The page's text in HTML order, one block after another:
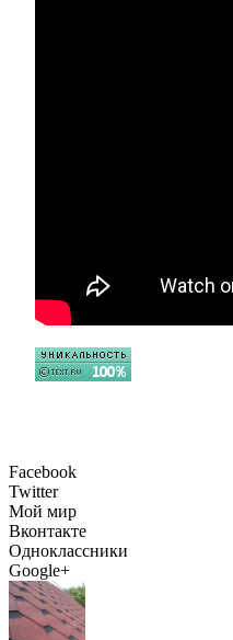
Facebook
Twitter
Мой мир
Вконтакте
Одноклассники
Google+